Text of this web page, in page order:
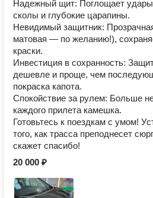
️Надежный щит: Поглощает
сколы и глубокие царапины.
️Невидимый защитник:
матовая — по желанию!),
краски.
️Инвестиция в сохранность:
дешевле и проще, чем
покраска капота.
️Спокойствие за рулем: Больше
каждого прилета камешка.
Готовьтесь к поездкам с умом!
того, как трасса преподнесет
скажет спасибо!
20 000 ₽